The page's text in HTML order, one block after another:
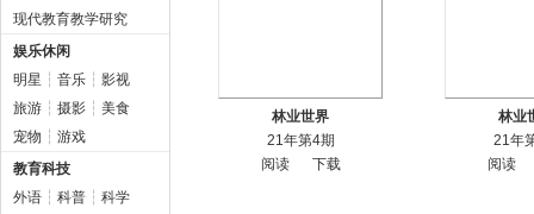
现代教育教学研究
娱乐休闲
明星 ┆ 音乐 ┆ 影视
旅游 ┆ 摄影 ┆ 美食
宠物 ┆ 游戏
教育科技
外语 ┆ 科普 ┆ 科学
林业世界
21年第4期
阅读
下载
林业
21年
阅读